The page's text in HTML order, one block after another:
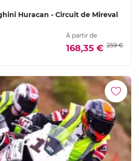
Huracan - Circuit de Mireval
À partir de
168,35 € 259 €